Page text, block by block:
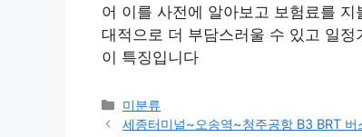
어 이를 사전에 알아보고 보험료를
대적으로 더 부담스러울 수 있고 일
이 특징입니다
Categories
미분류
세종터미널~오송역~청주공항 B3 BRT 버